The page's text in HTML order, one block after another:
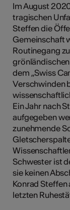
Im August
tragischen
Steffen die
Gemeinschaft
Routinegang
dem „Swiss
Verschwinden
Ein Jahr nach
aufgegeben
zunehmende
Schwester ist
sie keinen
Konrad Steffen
letzten